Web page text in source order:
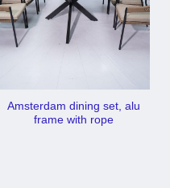
Amsterdam dining set, alu
frame with rope